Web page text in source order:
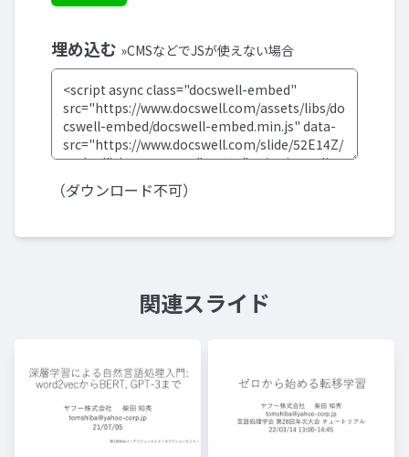
埋め込む »CMSなどでJSが使えない場合
（ダウンロード不可）
関連スライド